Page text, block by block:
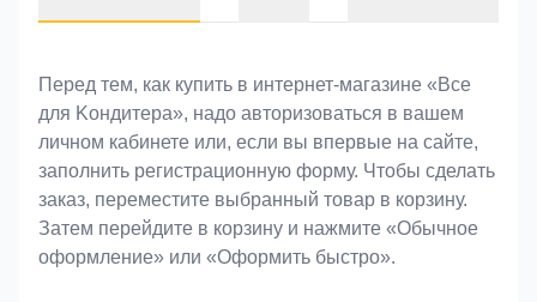
Оформление заказа
Перед тем, как купить в интернет-магазине «Bce
для Koндитeрa», надо авторизоваться в вашем
личном кабинете или, если вы впервые на сайте,
заполнить регистрационную форму. Чтобы сделать
заказ, переместите выбранный товар в корзину.
Затем перейдите в корзину и нажмите «Обычное
оформление» или «Оформить быстро».